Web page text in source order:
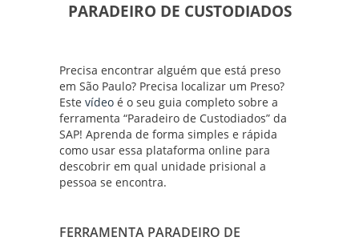
PARADEIRO DE CUSTODIADOS
Precisa encontrar alguém que está preso
em São Paulo? Precisa localizar um Preso?
Este vídeo é o seu guia completo sobre a
ferramenta “Paradeiro de Custodiados” da
SAP! Aprenda de forma simples e rápida
como usar essa plataforma online para
descobrir em qual unidade prisional a
pessoa se encontra.
FERRAMENTA PARADEIRO DE